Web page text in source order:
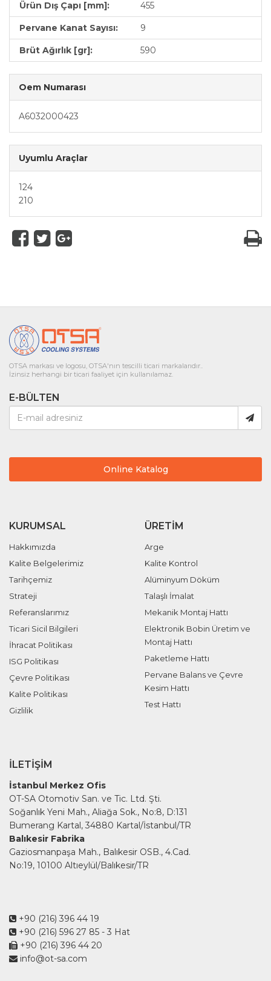
Ürün Dış Çapı [mm]: 455
Pervane Kanat Sayısı: 9
Brüt Ağırlık [gr]: 590
Oem Numarası
A6032000423
Uyumlu Araçlar
124
210
OTSA markası ve logosu, OTSA'nın tescilli ticari markalarıdır..
İzinsiz herhangi bir ticari faaliyet için kullanılamaz.
E-BÜLTEN
Online Katalog
KURUMSAL
Hakkımızda
Kalite Belgelerimiz
Tarihçemiz
Strateji
Referanslarımız
Ticari Sicil Bilgileri
İhracat Politikası
ISG Politikası
Çevre Politikası
Kalite Politikası
Gizlilik
ÜRETIM
Arge
Kalite Kontrol
Alüminyum Döküm
Talaşlı İmalat
Mekanik Montaj Hattı
Elektronik Bobin Üretim ve
Montaj Hattı
Paketleme Hattı
Pervane Balans ve Çevre
Kesim Hattı
Test Hattı
İLETIŞIM
İstanbul Merkez Ofis
OT-SA Otomotiv San. ve Tic. Ltd. Şti.
Soğanlık Yeni Mah., Aliağa Sok., No:8, D:131
Bumerang Kartal, 34880 Kartal/İstanbul/TR
Balıkesir Fabrika
Gaziosmanpaşa Mah., Balıkesir OSB., 4.Cad.
No:19, 10100 Altıeylül/Balıkesir/TR
+90 (216) 396 44 19
+90 (216) 596 27 85 - 3 Hat
+90 (216) 396 44 20
info@ot-sa.com